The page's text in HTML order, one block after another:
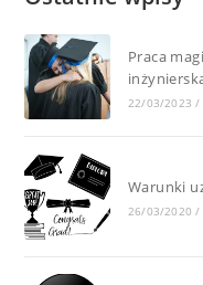
Praca
22/03/2023 /
Warunki
26/03/2020 /